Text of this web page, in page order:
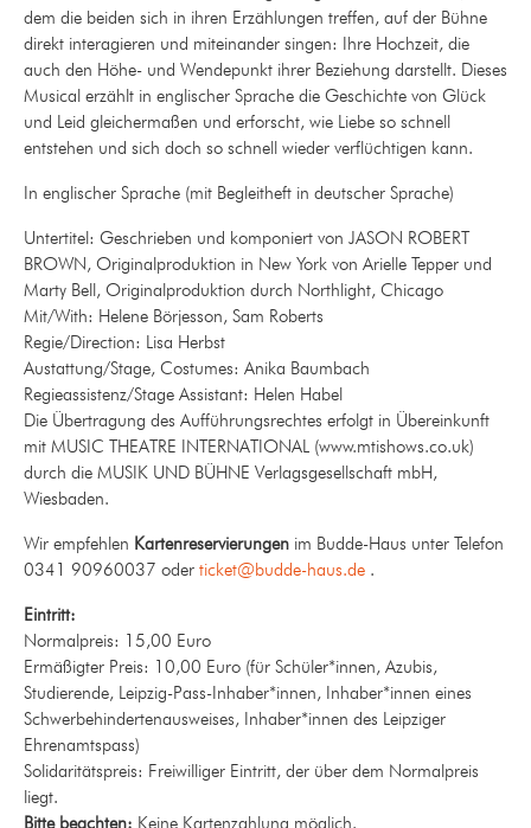
dem die beiden sich in ihren Erzählungen treffen, auf der Bühne
direkt interagieren und miteinander singen: Ihre Hochzeit, die
auch den Höhe- und Wendepunkt ihrer Beziehung darstellt. Dieses
Musical erzählt in englischer Sprache die Geschichte von Glück
und Leid gleichermaßen und erforscht, wie Liebe so schnell
entstehen und sich doch so schnell wieder verflüchtigen kann.
In englischer Sprache (mit Begleitheft in deutscher Sprache)
Untertitel: Geschrieben und komponiert von JASON ROBERT
BROWN, Originalproduktion in New York von Arielle Tepper und
Marty Bell, Originalproduktion durch Northlight, Chicago
Mit/With: Helene Börjesson, Sam Roberts
Regie/Direction: Lisa Herbst
Austattung/Stage, Costumes: Anika Baumbach
Regieassistenz/Stage Assistant: Helen Habel
Die Übertragung des Aufführungsrechtes erfolgt in Übereinkunft
mit MUSIC THEATRE INTERNATIONAL (www.mtishows.co.uk)
durch die MUSIK UND BÜHNE Verlagsgesellschaft mbH,
Wiesbaden.
Wir empfehlen Kartenreservierungen im Budde-Haus unter Telefon
0341 90960037 oder ticket@budde-haus.de .
Eintritt:
Normalpreis: 15,00 Euro
Ermäßigter Preis: 10,00 Euro (für Schüler*innen, Azubis,
Studierende, Leipzig-Pass-Inhaber*innen, Inhaber*innen eines
Schwerbehindertenausweises, Inhaber*innen des Leipziger
Ehrenamtspass)
Solidaritätspreis: Freiwilliger Eintritt, der über dem Normalpreis
liegt.
Bitte beachten: Keine Kartenzahlung möglich.